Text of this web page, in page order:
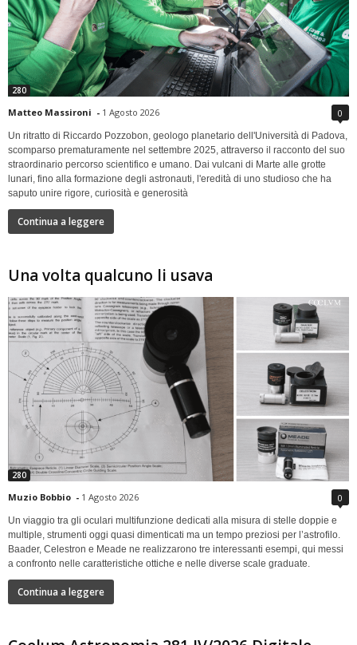
280
Matteo Massironi - 1 Agosto 2026 0
Un ritratto di Riccardo Pozzobon, geologo planetario dell'Università di Padova,
scomparso prematuramente nel settembre 2025, attraverso il racconto del suo
straordinario percorso scientifico e umano. Dai vulcani di Marte alle grotte
lunari, fino alla formazione degli astronauti, l'eredità di uno studioso che ha
saputo unire rigore, curiosità e generosità
Continua a leggere
Una volta qualcuno li usava
280
Muzio Bobbio - 1 Agosto 2026 0
Un viaggio tra gli oculari multifunzione dedicati alla misura di stelle doppie e
multiple, strumenti oggi quasi dimenticati ma un tempo preziosi per l’astrofilo.
Baader, Celestron e Meade ne realizzarono tre interessanti esempi, qui messi
a confronto nelle caratteristiche ottiche e nelle diverse scale graduate.
Continua a leggere